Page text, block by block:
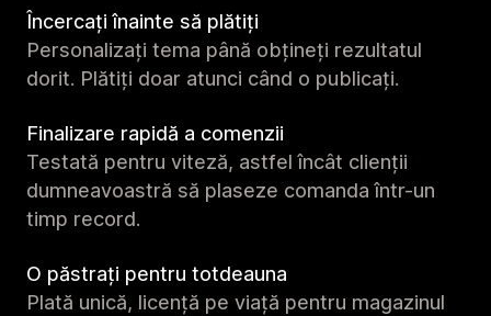
Încercați înainte să plătiți
Personalizați tema până obțineți rezultatul
dorit. Plătiți doar atunci când o publicați.
Finalizare rapidă a comenzii
Testată pentru viteză, astfel încât clienții
dumneavoastră să plaseze comanda într-un
timp record.
O păstrați pentru totdeauna
Plată unică, licență pe viață pentru magazinul